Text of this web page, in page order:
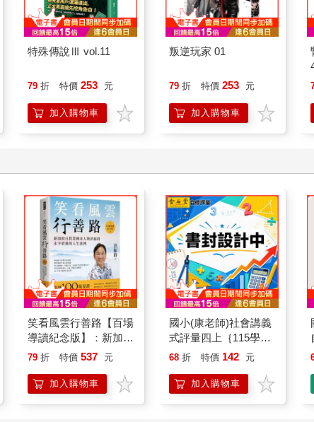
特殊傳說Ⅲ vol.11
79 折 特價 253 元
加入購物車
叛逆玩家 01
79 折 特價 253 元
加入購物車
笑看風雲行善路【百場
導讀紀念版】：新加坡
百貨業傳奇人物洪振群
79 折 特價 537 元
加入購物車
國小(康老師)社會講義
式評量四上｛115學
年｝
68 折 特價 142 元
加入購物車